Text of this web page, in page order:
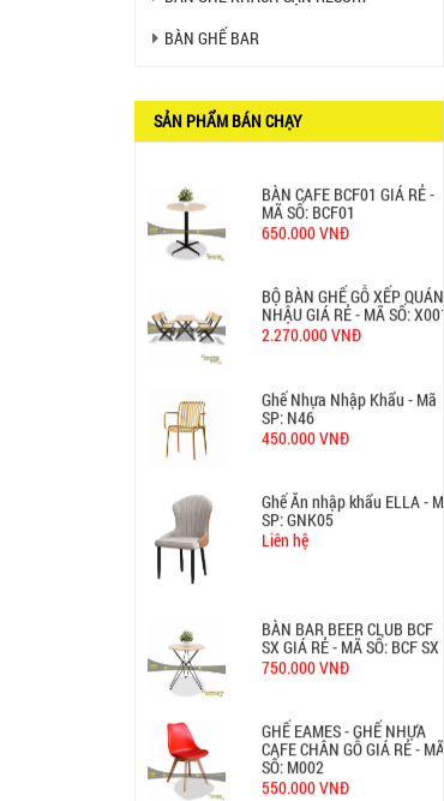
BÀN GHẾ BAR
SẢN PHẨM BÁN CHẠY
CAFE CHÂN GỖ GIÁ RẺ - MÃ
SỐ: X001
380.000 VNĐ
BÀN CAFE BCF01 GIÁ RẺ -
MÃ SỐ: BCF01
650.000 VNĐ
BỘ BÀN GHẾ GỖ XẾP QUÁN
NHẬU GIÁ RẺ - MÃ SỐ: X001
2.270.000 VNĐ
Ghế Nhựa Nhập Khẩu - Mã
SP: N46
450.000 VNĐ
Ghế Ăn nhập khẩu ELLA - Mã
SP: GNK05
Liên hệ
BÀN BAR BEER CLUB BCF
SX GIÁ RẺ - MÃ SỐ: BCF SX
750.000 VNĐ
GHẾ EAMES - GHẾ NHỰA
CAFE CHÂN GỖ GIÁ RẺ - MÃ
SỐ: M002
550.000 VNĐ